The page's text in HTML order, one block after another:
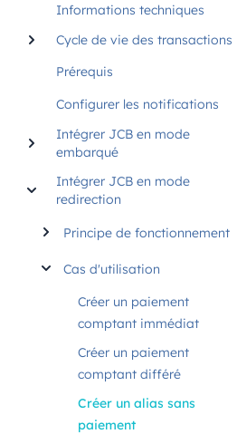
Informations techniques
Cycle de vie des transactions
Prérequis
Configurer les notifications
Intégrer JCB en mode
embarqué
Intégrer JCB en mode
redirection
Principe de fonctionnement
Cas d'utilisation
Créer un paiement
comptant immédiat
Créer un paiement
comptant différé
Créer un alias sans
paiement